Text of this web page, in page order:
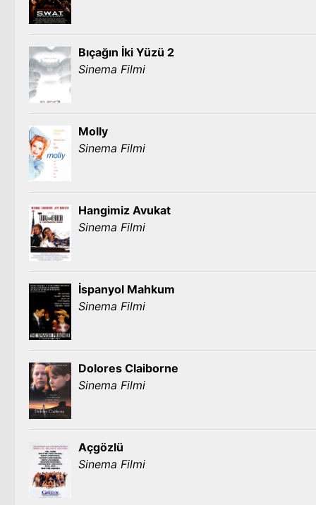
Bıçağın İki Yüzü 2
Sinema Filmi
Molly
Sinema Filmi
Hangimiz Avukat
Sinema Filmi
İspanyol Mahkum
Sinema Filmi
Dolores Claiborne
Sinema Filmi
Açgözlü
Sinema Filmi